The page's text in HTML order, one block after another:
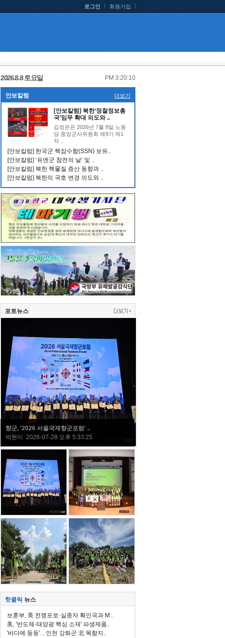
로그인 회원가입
2026.8.8 토요일 PM 3:20:11
안보칼럼 더보기
[안보칼럼] 북한‘정찰정보총
국’임무 확대 의도와 ..
김정은은 2026년 7월 9일 노동
당 중앙군사위원회 제9기 제1
차 ..
[안보칼럼] 한국군 핵잠수함(SSN) 보유..
[안보칼럼] ‘유엔군 참전의 날’ 및 ..
[안보칼럼] 북한 핵물질 증산 동향과 ..
[안보칼럼] 북한의 국호 변경 의도와 ..
포토뉴스
향군, '2026 서울국제향군포럼' ..
박현미 2026-07-28 오후 5:33:25
핫클릭 뉴스
보훈부, 美 전쟁포로·실종자 확인국과 M..
美, '반도체·태양광 핵심 소재' 파생제품..
'바다에 둥둥'…인천 강화군 北 목함지..